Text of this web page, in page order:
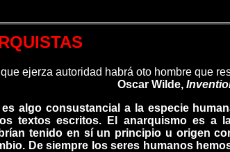
ejerza autoridad habrá oto hombre que
Oscar Wilde,
algo consustancial a la especie
textos escritos. El anarquismo es a
tenido en sí un principio u origen
De siempre los seres humanos